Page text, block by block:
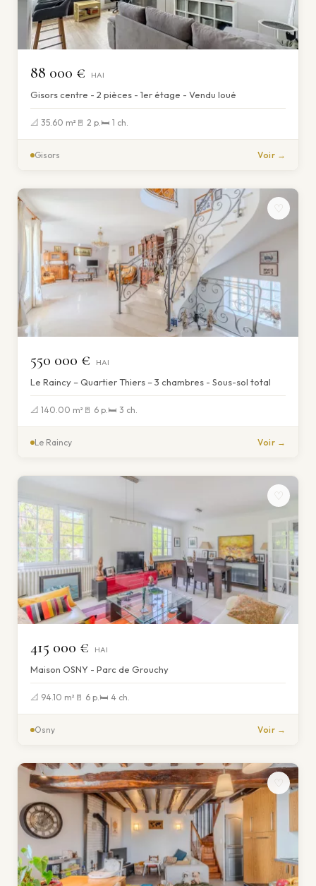
88 000 € HAI
Gisors centre - 2 pièces - 1er étage - Vendu loué
📐 35.60 m² 🚪 2 p.🛏 1 ch.
Gisors Voir →
550 000 € HAI
Le Raincy – Quartier Thiers – 3 chambres - Sous-sol total
📐 140.00 m² 🚪 6 p.🛏 3 ch.
Le Raincy Voir →
♡
415 000 € HAI
Maison OSNY - Parc de Grouchy
📐 94.10 m² 🚪 6 p.🛏 4 ch.
Osny Voir →
♡